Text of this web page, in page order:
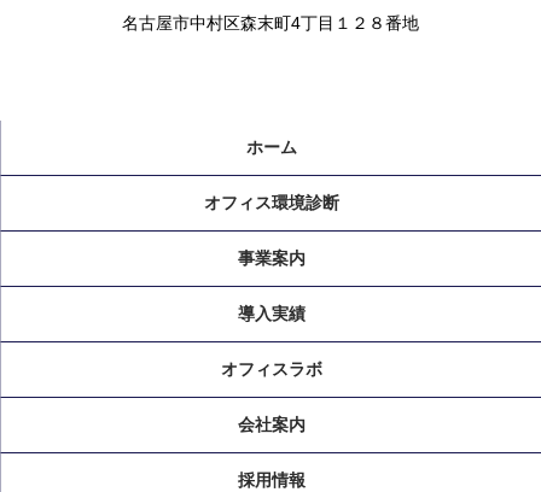
名古屋市中村区森末町4丁目１２８番地
ホーム
オフィス環境診断
事業案内
導入実績
オフィスラボ
会社案内
採用情報